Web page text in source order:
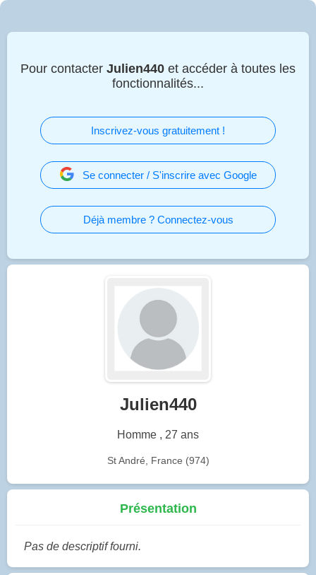
Pour contacter Julien440 et accéder à toutes les
fonctionnalités...
Inscrivez-vous gratuitement !
Se connecter / S'inscrire avec Google
Déjà membre ? Connectez-vous
Julien440
Homme , 27 ans
St André, France (974)
Présentation
Pas de descriptif fourni.